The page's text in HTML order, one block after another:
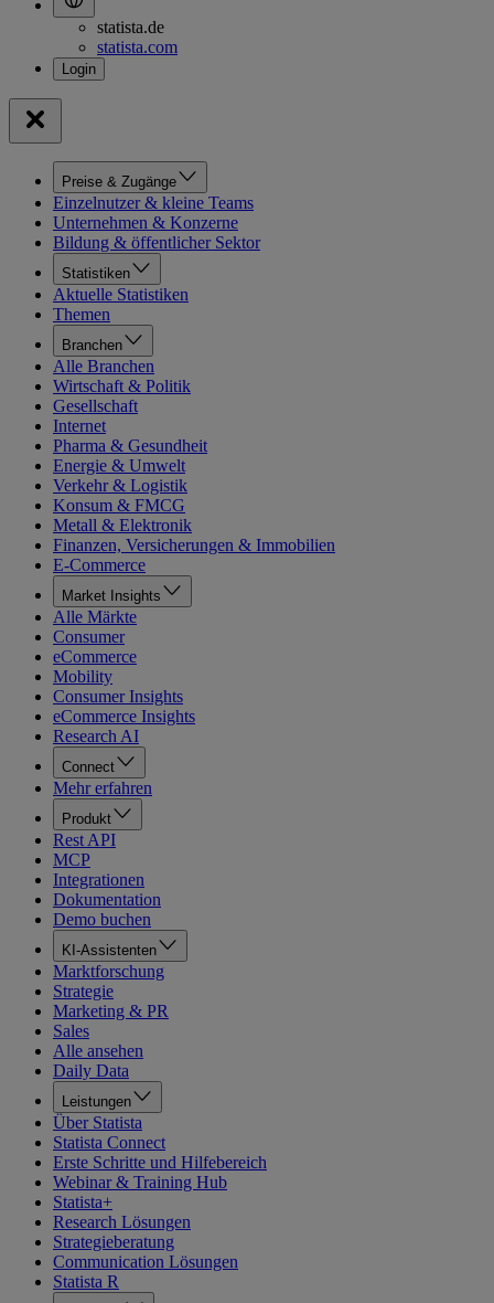
statista.de
statista.com
Preise & Zugänge
Einzelnutzer & kleine Teams
Unternehmen & Konzerne
Bildung & öffentlicher Sektor
Statistiken
Aktuelle Statistiken
Themen
Branchen
Alle Branchen
Wirtschaft & Politik
Gesellschaft
Internet
Pharma & Gesundheit
Energie & Umwelt
Verkehr & Logistik
Konsum & FMCG
Metall & Elektronik
Finanzen, Versicherungen & Immobilien
E-Commerce
Market Insights
Alle Märkte
Consumer
eCommerce
Mobility
Consumer Insights
eCommerce Insights
Research AI
Connect
Mehr erfahren
Produkt
Rest API
MCP
Integrationen
Dokumentation
Demo buchen
KI-Assistenten
Marktforschung
Strategie
Marketing & PR
Sales
Alle ansehen
Daily Data
Leistungen
Über Statista
Statista Connect
Erste Schritte und Hilfebereich
Webinar & Training Hub
Statista+
Research Lösungen
Strategieberatung
Communication Lösungen
Statista R